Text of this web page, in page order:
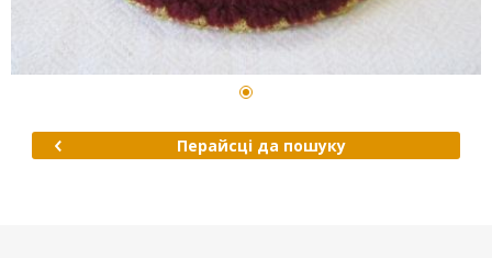
Перайсці да пошуку